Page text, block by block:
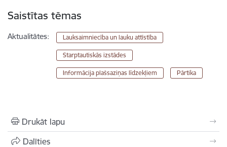
Saistītas tēmas
Aktualitātes: Lauksaimniecība un lauku attīstība
Starptautiskās izstādes
Informācija plašsaziņas līdzekļiem Pārtika
Drukāt lapu
Dalīties